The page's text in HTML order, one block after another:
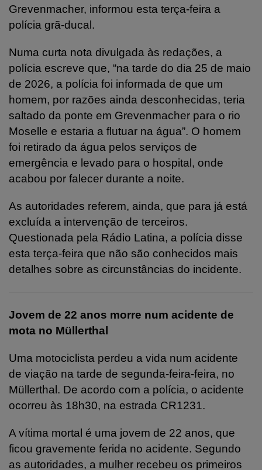
Grevenmacher, informou esta terça-feira a
polícia grã-ducal.
Numa curta nota divulgada às redações, a
polícia escreve que, “na tarde do dia 25 de maio
de 2026, a polícia foi informada de que um
homem, por razões ainda desconhecidas, teria
saltado da ponte em Grevenmacher para o rio
Moselle e estaria a flutuar na água”. O homem
foi retirado da água pelos serviços de
emergência e levado para o hospital, onde
acabou por falecer durante a noite.
As autoridades referem, ainda, que para já está
excluída a intervenção de terceiros.
Questionada pela Rádio Latina, a polícia disse
esta terça-feira que não são conhecidos mais
detalhes sobre as circunstâncias do incidente.
Jovem de 22 anos morre num acidente de
mota no Müllerthal
Uma motociclista perdeu a vida num acidente
de viação na tarde de segunda-feira-feira, no
Müllerthal. De acordo com a polícia, o acidente
ocorreu às 18h30, na estrada CR1231.
A vítima mortal é uma jovem de 22 anos, que
ficou gravemente ferida no acidente. Segundo
as autoridades, a mulher recebeu os primeiros